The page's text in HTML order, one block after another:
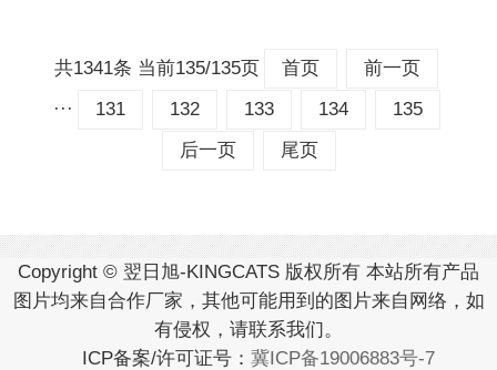
共1341条 当前135/135页 首页
前一页
···
131 132 133 134
135
后一页
尾页
Copyright © 翌日旭-KINGCATS 版权所有 本站所有产品
图片均来自合作厂家，其他可能用到的图片来自网络，如
有侵权，请联系我们。
ICP备案/许可证号： 冀ICP备19006883号-7